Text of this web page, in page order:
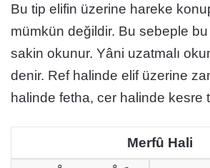
Bu tip elifin üzerine hareke
mümkün değildir. Bu sebeple
sakin okunur. Yâni uzatmalı
denir. Ref halinde elif üzerine
halinde fetha, cer halinde kesre
Merfû Hali